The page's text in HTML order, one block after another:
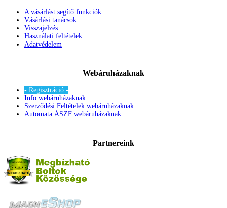
A vásárlást segítő funkciók
Vásárlási tanácsok
Visszajelzés
Használati feltételek
Adatvédelem
Webáruházaknak
- Regisztráció -
Info webáruházaknak
Szerződési Feltételek webáruházaknak
Automata ÁSZF webáruházaknak
Partnereink